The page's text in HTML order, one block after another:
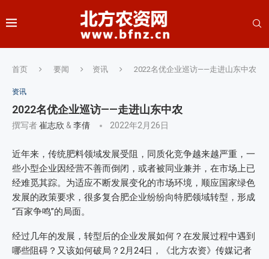
首页 要闻 资讯 2022名优企业巡访——走进山东中农
资讯
2022名优企业巡访——走进山东中农
撰写者崔志欣 & 李倩 2022年2月26日
近年来，传统肥料领域发展受阻，同质化竞争越来越严重，一
些小型企业因经营不善而倒闭，或者被同业兼并，在市场上已
经难觅其踪。为适应不断发展变化的市场环境，顺应国家绿色
发展的政策要求，很多复合肥企业纷纷向特肥领域转型，形成
“百家争鸣”的局面。
经过几年的发展，转型后的企业发展如何？在发展过程中遇到
哪些阻碍？又该如何破局？2月24日，《北方农资》传媒记者